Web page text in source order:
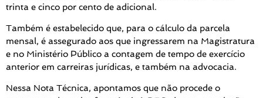
trinta e cinco por cento de adicional.
Também é estabelecido que, para o cálculo da parcela
mensal, é assegurado aos que ingressarem na Magistratura
e no Ministério Público a contagem de tempo de exercício
anterior em carreiras jurídicas, e também na advocacia.
Nessa Nota Técnica, apontamos que não procede o